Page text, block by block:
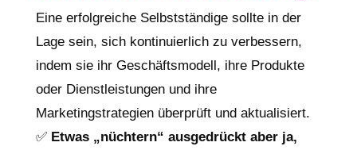
Eine erfolgreiche Selbstständige sollte in der
Lage sein, sich kontinuierlich zu verbessern,
indem sie ihr Geschäftsmodell, ihre Produkte
oder Dienstleistungen und ihre
Marketingstrategien überprüft und aktualisiert.
✅ Etwas „nüchtern“ ausgedrückt aber ja,